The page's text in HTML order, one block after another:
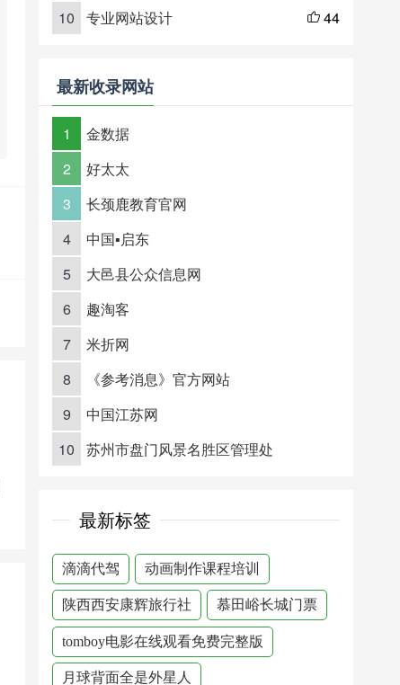
10
专业网站设计  44
最新收录网站
1
金数据
2
好太太
3
长颈鹿教育官网
4
中国▪启东
5
大邑县公众信息网
6
趣淘客
7
米折网
8
《参考消息》官方网站
9
中国江苏网
10
苏州市盘门风景名胜区管理处
最新标签
滴滴代驾 动画制作课程培训
陕西西安康辉旅行社 慕田峪长城门票
tomboy电影在线观看免费完整版
月球背面全是外星人